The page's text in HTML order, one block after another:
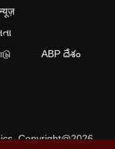
ABP దేశం
Copyright@2026.